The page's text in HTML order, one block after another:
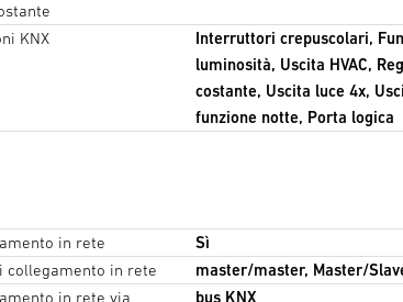
KNX
Interruttori crepuscolari,
luminosità, Uscita HVAC,
costante, Uscita luce 4x,
funzione notte, Porta logica
in rete
Sì
collegamento in rete
master/master, Master/
in rete via
bus KNX